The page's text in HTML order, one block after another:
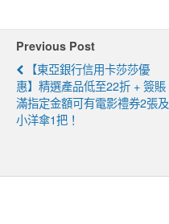
Previous Post
【東亞銀行信用卡莎莎優
惠】精選產品低至22折 + 簽賬
滿指定金額可有電影禮券2張及
小洋傘1把！